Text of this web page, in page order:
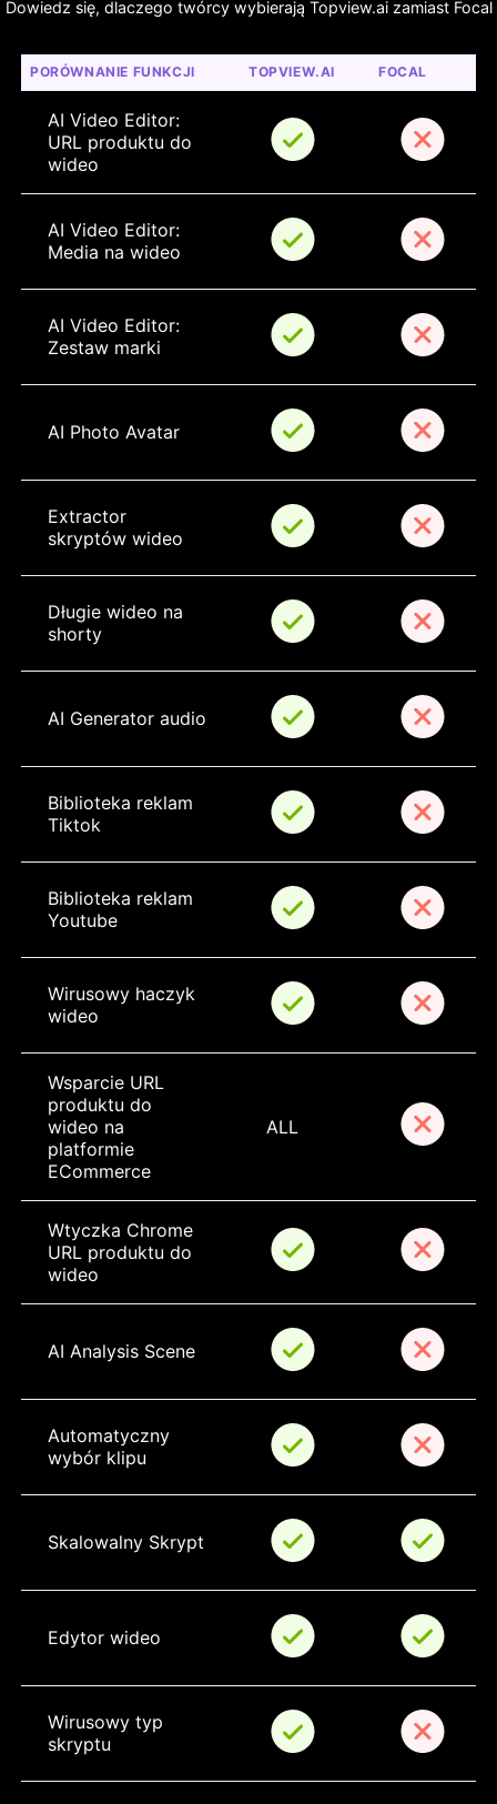
Dowiedz się, dlaczego twórcy wybierają Topview.ai zamiast Focal
PORÓWNANIE FUNKCJI TOPVIEW.AI FOCAL
AI Video Editor:
URL produktu do
wideo
AI Video Editor:
Media na wideo
AI Video Editor:
Zestaw marki
AI Photo Avatar
Extractor
skryptów wideo
Długie wideo na
shorty
AI Generator audio
Biblioteka reklam
Tiktok
Biblioteka reklam
Youtube
Wirusowy haczyk
wideo
Wsparcie URL
produktu do
wideo na
platformie
ECommerce
ALL
Wtyczka Chrome
URL produktu do
wideo
AI Analysis Scene
Automatyczny
wybór klipu
Skalowalny Skrypt
Edytor wideo
Wirusowy typ
skryptu